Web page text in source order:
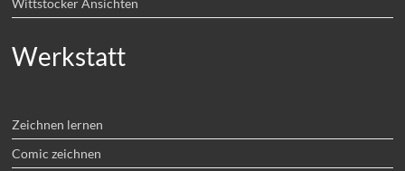
Werkstatt
Zeichnen lernen
Comic zeichnen